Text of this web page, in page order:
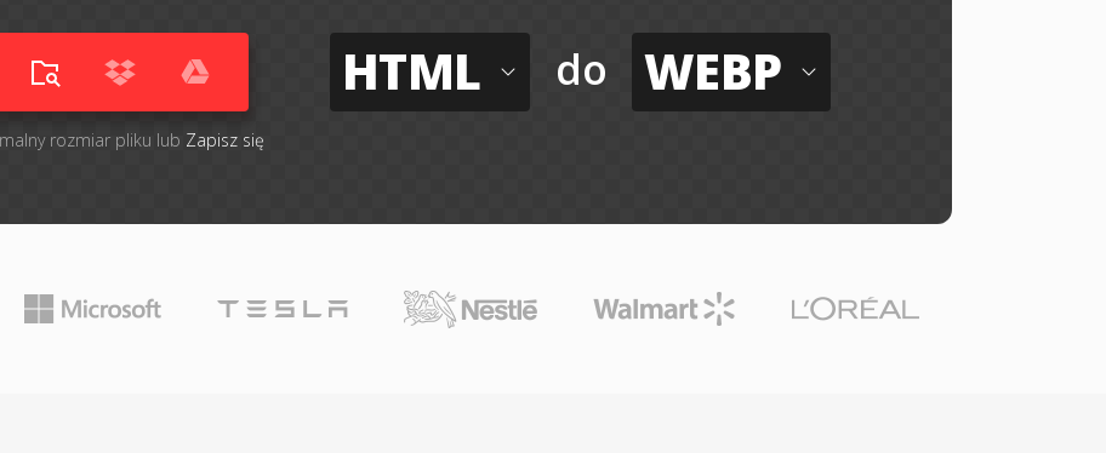
rozmiar pliku lub Zapisz się
HTML do WEBP